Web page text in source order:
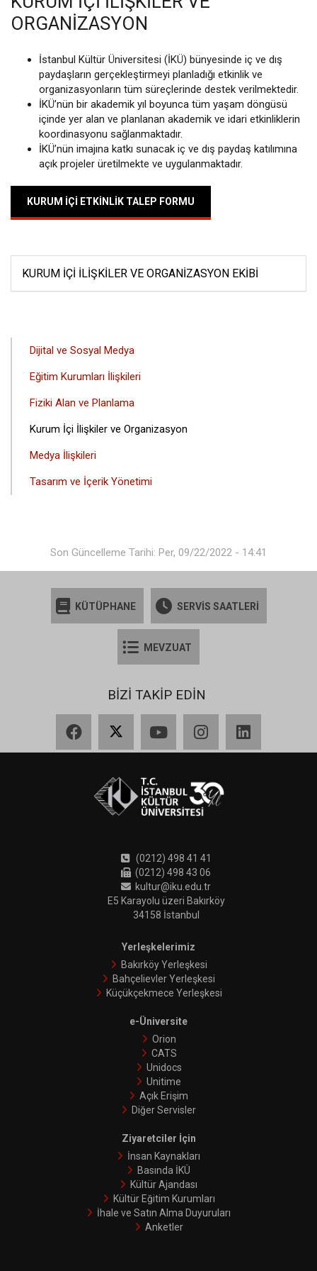
ORGANIZASYON
İstanbul Kültür Üniversitesi (İKÜ) bünyesinde iç ve dış
paydaşların gerçekleştirmeyi planladığı etkinlik ve
organizasyonların tüm süreçlerinde destek verilmektedir.
İKÜ’nün bir akademik yıl boyunca tüm yaşam döngüsü
içinde yer alan ve planlanan akademik ve idari etkinliklerin
koordinasyonu sağlanmaktadır.
İKÜ’nün imajına katkı sunacak iç ve dış paydaş katılımına
açık projeler üretilmekte ve uygulanmaktadır.
KURUM İÇI ETKINLIK TALEP FORMU
KURUM İÇI İLIŞKILER VE ORGANIZASYON EKIBI
ANA
MENÜSÜ
Dijital ve Sosyal Medya
Eğitim Kurumları İlişkileri
Fiziki Alan ve Planlama
Kurum İçi İlişkiler ve Organizasyon
Medya İlişkileri
Tasarım ve İçerik Yönetimi
Son Güncelleme Tarihi: Per, 09/22/2022 - 14:41
KÜTÜPHANE SERVİS SAATLERİ
MEVZUAT
BİZİ TAKİP EDİN
(0212) 498 41 41
(0212) 498 43 06
kultur@iku.edu.tr
E5 Karayolu üzeri Bakırköy
34158 İstanbul
Yerleşkelerimiz
Bakırköy Yerleşkesi
Bahçelievler Yerleşkesi
Küçükçekmece Yerleşkesi
e-Üniversite
Orion
CATS
Unidocs
Unitime
Açık Erişim
Diğer Servisler
Ziyaretciler İçin
İnsan Kaynakları
Basında İKÜ
Kültür Ajandası
Kültür Eğitim Kurumları
İhale ve Satın Alma Duyuruları
Anketler